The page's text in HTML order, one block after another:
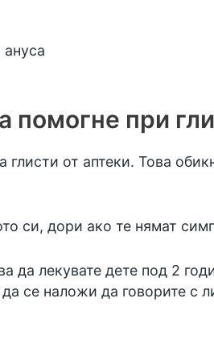
при
от аптеки. Това
си, дори ако те нямат
да лекувате дете под 2
се наложи да говорите с